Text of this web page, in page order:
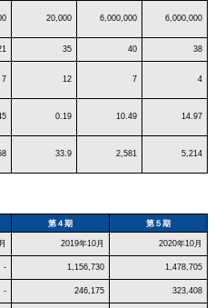
20,000 6,000,000 6,000,000
35 40 38
7 12 7 4
0.19 10.49 14.97
33.9 2,581 5,214
第４期 第５期
2019年10月 2020年10月
- 1,156,730 1,478,705
- 246,175 323,408